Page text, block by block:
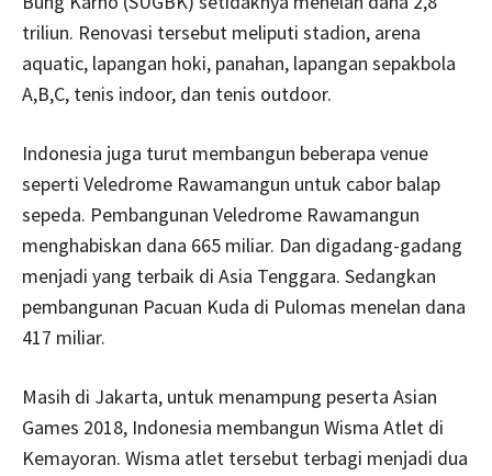
triliun. Renovasi tersebut meliputi stadion, arena
aquatic, lapangan hoki, panahan, lapangan sepakbola
A,B,C, tenis indoor, dan tenis outdoor.
Indonesia juga turut membangun beberapa venue
seperti Veledrome Rawamangun untuk cabor balap
sepeda. Pembangunan Veledrome Rawamangun
menghabiskan dana 665 miliar. Dan digadang-gadang
menjadi yang terbaik di Asia Tenggara. Sedangkan
pembangunan Pacuan Kuda di Pulomas menelan dana
417 miliar.
Masih di Jakarta, untuk menampung peserta Asian
Games 2018, Indonesia membangun Wisma Atlet di
Kemayoran. Wisma atlet tersebut terbagi menjadi dua